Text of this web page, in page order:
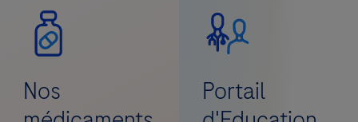
Nos
Portail